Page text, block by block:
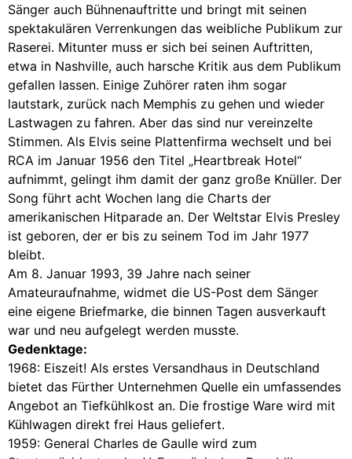
Sänger auch Bühnenauftritte und bringt mit seinen
spektakulären Verrenkungen das weibliche Publikum zur
Raserei. Mitunter muss er sich bei seinen Auftritten,
etwa in Nashville, auch harsche Kritik aus dem Publikum
gefallen lassen. Einige Zuhörer raten ihm sogar
lautstark, zurück nach Memphis zu gehen und wieder
Lastwagen zu fahren. Aber das sind nur vereinzelte
Stimmen. Als Elvis seine Plattenfirma wechselt und bei
RCA im Januar 1956 den Titel „Heartbreak Hotel“
aufnimmt, gelingt ihm damit der ganz große Knüller. Der
Song führt acht Wochen lang die Charts der
amerikanischen Hitparade an. Der Weltstar Elvis Presley
ist geboren, der er bis zu seinem Tod im Jahr 1977
bleibt.
Am 8. Januar 1993, 39 Jahre nach seiner
Amateuraufnahme, widmet die US-Post dem Sänger
eine eigene Briefmarke, die binnen Tagen ausverkauft
war und neu aufgelegt werden musste.
Gedenktage:
1968: Eiszeit! Als erstes Versandhaus in Deutschland
bietet das Fürther Unternehmen Quelle ein umfassendes
Angebot an Tiefkühlkost an. Die frostige Ware wird mit
Kühlwagen direkt frei Haus geliefert.
1959: General Charles de Gaulle wird zum